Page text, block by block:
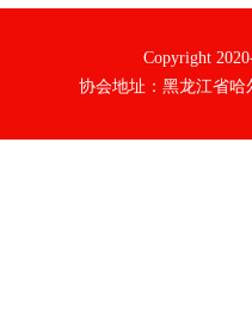
Copyright
协会地址：黑龙江省哈